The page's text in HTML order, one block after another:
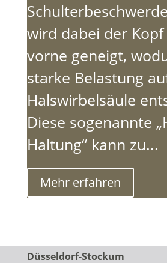
wird dabei der Kopf
vorne geneigt,
starke Belastung
Halswirbelsäule
Diese sogenannte
Haltung“ kann zu...
Mehr erfahren
Düsseldorf-Stockum